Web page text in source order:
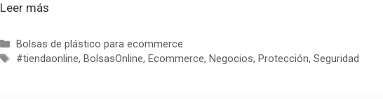
Leer más
Categorías
Bolsas de plástico para ecommerce
Etiquetas
#tiendaonline, BolsasOnline, Ecommerce, Negocios, Protección,Seguridad